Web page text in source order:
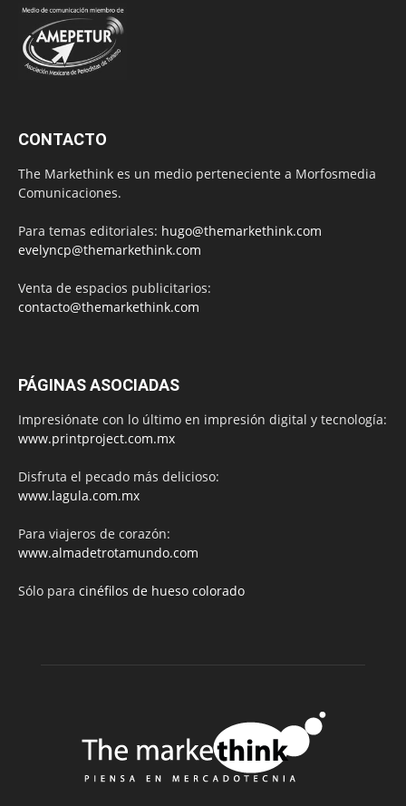
CONTACTO
The Markethink es un medio perteneciente a Morfosmedia
Comunicaciones.
Para temas editoriales: hugo@themarkethink.com
evelyncp@themarkethink.com
Venta de espacios publicitarios:
contacto@themarkethink.com
PÁGINAS ASOCIADAS
Impresiónate con lo último en impresión digital y tecnología:
www.printproject.com.mx
Disfruta el pecado más delicioso:
www.lagula.com.mx
Para viajeros de corazón:
www.almadetrotamundo.com
Sólo para cinéfilos de hueso colorado